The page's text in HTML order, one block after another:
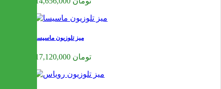
میز تلوزیون ماسیسا
17,120,000 تومان